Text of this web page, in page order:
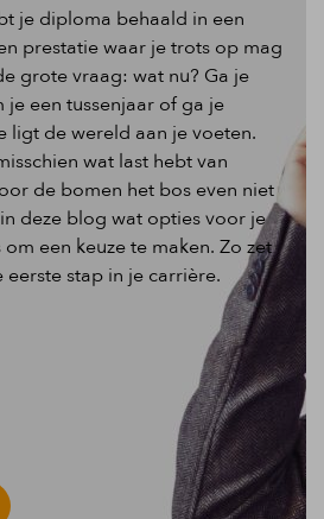
je diploma behaald in een
prestatie waar je trots op mag
grote vraag: wat nu? Ga je
een tussenjaar of ga je
ligt de wereld aan je voeten.
wat last hebt van
de bomen het bos even niet
deze blog wat opties voor je
een keuze te maken. Zo zet
stap in je carrière.